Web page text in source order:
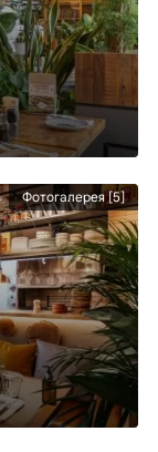
Фотогалерея [5]